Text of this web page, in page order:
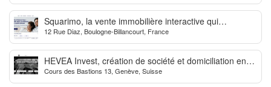
Squarimo, la vente immobilière interactive qui
dynamise les transactions
12 Rue Diaz, Boulogne-Billancourt, France
HEVEA Invest, création de société et domiciliation en
Suisse
Cours des Bastions 13, Genève, Suisse